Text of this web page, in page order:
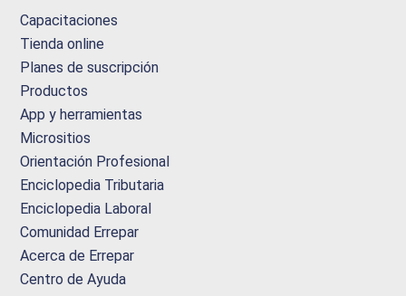
Capacitaciones
Tienda online
Planes de suscripción
Productos
App y herramientas
Micrositios
Orientación Profesional
Enciclopedia Tributaria
Enciclopedia Laboral
Comunidad Errepar
Acerca de Errepar
Centro de Ayuda